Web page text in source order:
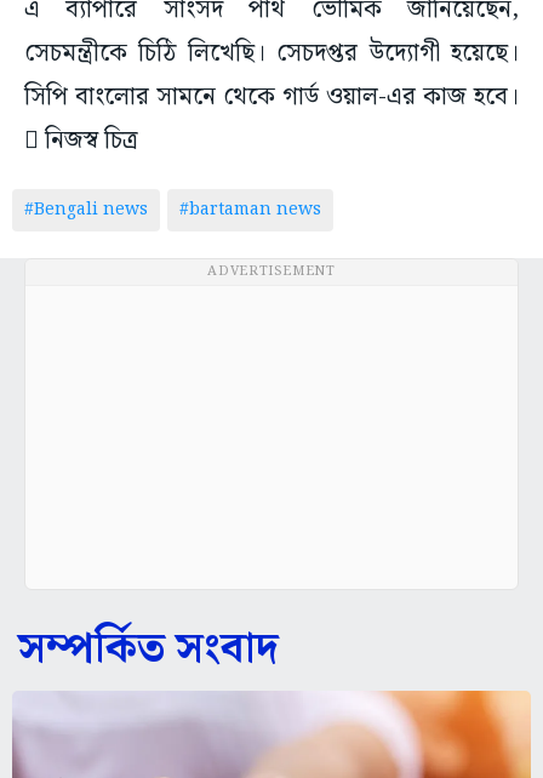
এ ব্যাপারে সাংসদ পার্থ ভৌমিক জানিয়েছেন,
সেচমন্ত্রীকে চিঠি লিখেছি। সেচদপ্তর উদ্যোগী হয়েছে।
সিপি বাংলোর সামনে থেকে গার্ড ওয়াল-এর কাজ হবে।
 নিজস্ব চিত্র
#Bengali news #bartaman news
ADVERTISEMENT
সম্পর্কিত সংবাদ